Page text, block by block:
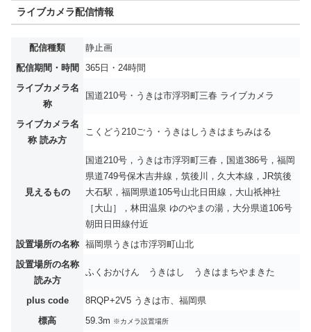
ライブカメラ配信情報
配信種類
静止画
配信期間・時間
365日・24時間
ライブカメラ名
称
国道210号・うきは市浮羽町三春 ライブカメラ
ライブカメラ名
称 読み方
こくどう210ごう・うきはしうきはまちみはる
見えるもの
国道210号，うきは市浮羽町三春，国道386号，福岡
県道749号保木吉井線，筑後川，久大本線，JR筑後
大石駅，福岡県道105号山北日田線，大山祇神社
［大山］，林田温泉 ゆのやまの湯，大分県道106号
朝田日田線付近
設置場所の名称
福岡県うきは市浮羽町山北
設置場所の名称
読み方
ふくおかけん うきはし うきはまちやまきた
plus code
8RQP+2V5 うきは市、福岡県
標高
59.3m ※カメラ設置場所